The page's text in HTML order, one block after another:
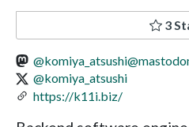
3
@
@komiya_atsushi
https://k11i.biz/